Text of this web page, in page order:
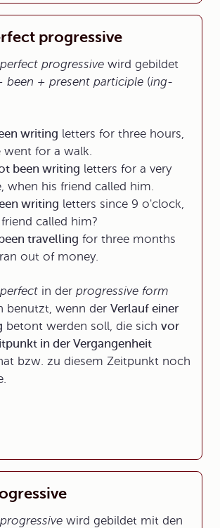
progressive
progressive wird gebildet
been + present participle (ing-
writing letters for three hours,
went for a walk.
been writing letters for a very
when his friend called him.
writing letters since 9 o'clock,
called him?
travelling for three months
out of money.
in der progressive form
benutzt, wenn der Verlauf einer
betont werden soll, die sich vor
in der Vergangenheit
bzw. zu diesem Zeitpunkt noch
wird gebildet mit den